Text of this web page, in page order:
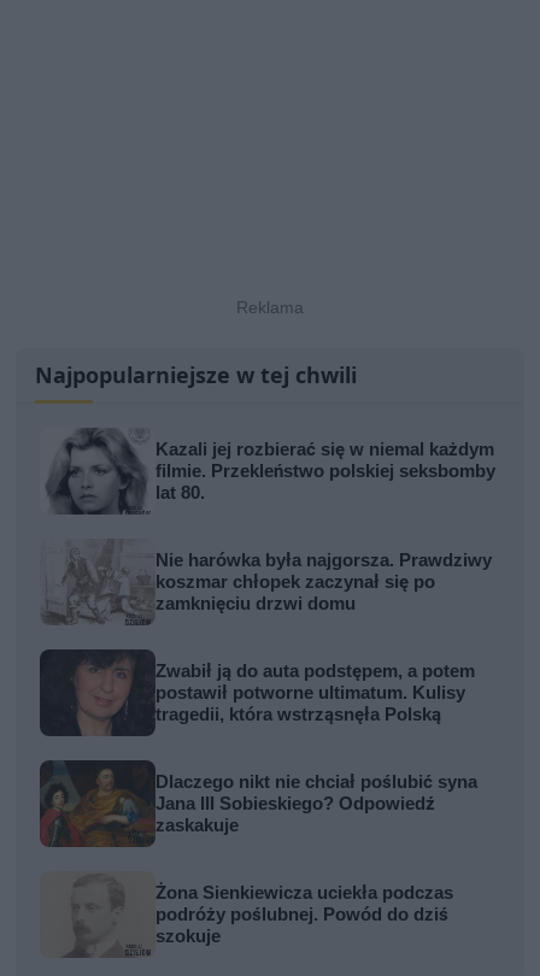
Najpopularniejsze w tej chwili
Kazali jej rozbierać się w niemal każdym
filmie. Przekleństwo polskiej seksbomby
lat 80.
Nie harówka była najgorsza. Prawdziwy
koszmar chłopek zaczynał się po
zamknięciu drzwi domu
Zwabił ją do auta podstępem, a potem
postawił potworne ultimatum. Kulisy
tragedii, która wstrząsnęła Polską
Dlaczego nikt nie chciał poślubić syna
Jana III Sobieskiego? Odpowiedź
zaskakuje
Żona Sienkiewicza uciekła podczas
podróży poślubnej. Powód do dziś
szokuje